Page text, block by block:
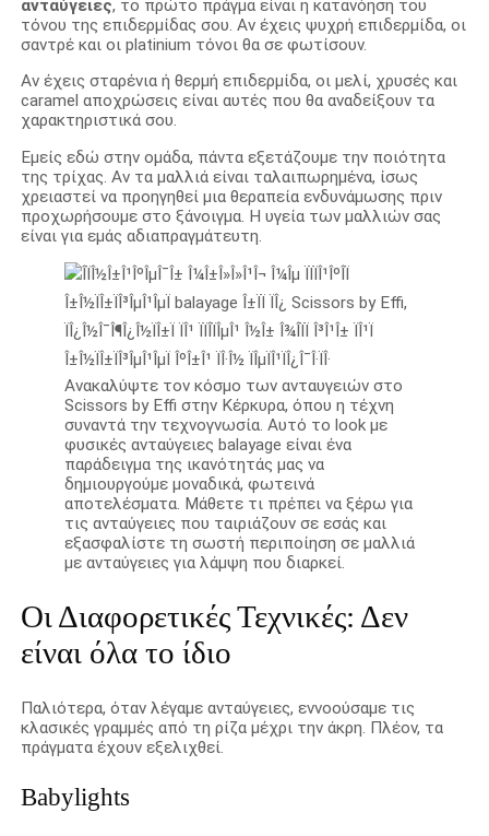
ανταύγειες, το πρώτο πράγμα είναι η κατανόηση του
τόνου της επιδερμίδας σου. Αν έχεις ψυχρή επιδερμίδα, οι
σαντρέ και οι platinium τόνοι θα σε φωτίσουν.
Αν έχεις σταρένια ή θερμή επιδερμίδα, οι μελί, χρυσές και
caramel αποχρώσεις είναι αυτές που θα αναδείξουν τα
χαρακτηριστικά σου.
Εμείς εδώ στην ομάδα, πάντα εξετάζουμε την ποιότητα
της τρίχας. Αν τα μαλλιά είναι ταλαιπωρημένα, ίσως
χρειαστεί να προηγηθεί μια θεραπεία ενδυνάμωσης πριν
προχωρήσουμε στο ξάνοιγμα. Η υγεία των μαλλιών σας
είναι για εμάς αδιαπραγμάτευτη.
Ανακαλύψτε τον κόσμο των ανταυγειών στο
Scissors by Effi στην Κέρκυρα, όπου η τέχνη
συναντά την τεχνογνωσία. Αυτό το look με
φυσικές ανταύγειες balayage είναι ένα
παράδειγμα της ικανότητάς μας να
δημιουργούμε μοναδικά, φωτεινά
αποτελέσματα. Μάθετε τι πρέπει να ξέρω για
τις ανταύγειες που ταιριάζουν σε εσάς και
εξασφαλίστε τη σωστή περιποίηση σε μαλλιά
με ανταύγειες για λάμψη που διαρκεί.
Οι Διαφορετικές Τεχνικές: Δεν
είναι όλα το ίδιο
Παλιότερα, όταν λέγαμε ανταύγειες, εννοούσαμε τις
κλασικές γραμμές από τη ρίζα μέχρι την άκρη. Πλέον, τα
πράγματα έχουν εξελιχθεί.
Babylights